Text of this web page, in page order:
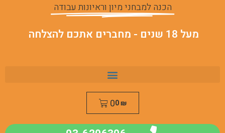
הכנה למבחני מיון וראיונות עבודה
מעל 18 שנים - מחברים אתכם להצלחה
0₪
0